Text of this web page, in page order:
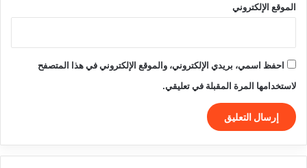
الموقع الإلكتروني
احفظ اسمي، بريدي الإلكتروني، والموقع الإلكتروني في هذا المتصفح
لاستخدامها المرة المقبلة في تعليقي.